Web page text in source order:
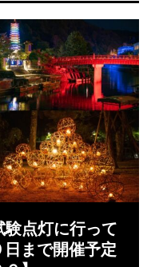
点灯に行って
まで開催予定